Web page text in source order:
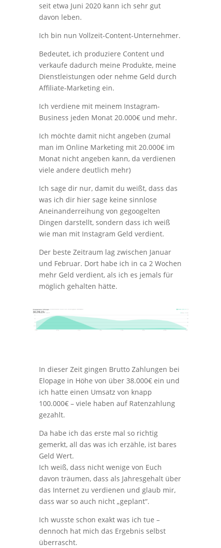
seit etwa Juni 2020 kann ich sehr gut
davon leben.
Ich bin nun Vollzeit-Content-Unternehmer.
Bedeutet, ich produziere Content und
verkaufe dadurch meine Produkte, meine
Dienstleistungen oder nehme Geld durch
Affiliate-Marketing ein.
Ich verdiene mit meinem Instagram-
Business jeden Monat 20.000€ und mehr.
Ich möchte damit nicht angeben (zumal
man im Online Marketing mit 20.000€ im
Monat nicht angeben kann, da verdienen
viele andere deutlich mehr)
Ich sage dir nur, damit du weißt, dass das
was ich dir hier sage keine sinnlose
Aneinanderreihung von gegoogelten
Dingen darstellt, sondern dass ich weiß
wie man mit Instagram Geld verdient.
Der beste Zeitraum lag zwischen Januar
und Februar. Dort habe ich in ca 2 Wochen
mehr Geld verdient, als ich es jemals für
möglich gehalten hätte.
In dieser Zeit gingen Brutto Zahlungen bei
Elopage in Höhe von über 38.000€ ein und
ich hatte einen Umsatz von knapp
100.000€ – viele haben auf Ratenzahlung
gezahlt.
Da habe ich das erste mal so richtig
gemerkt, all das was ich erzähle, ist bares
Geld Wert.
Ich weiß, dass nicht wenige von Euch
davon träumen, dass als Jahresgehalt über
das Internet zu verdienen und glaub mir,
dass war so auch nicht „geplant“.
Ich wusste schon exakt was ich tue –
dennoch hat mich das Ergebnis selbst
überrascht.